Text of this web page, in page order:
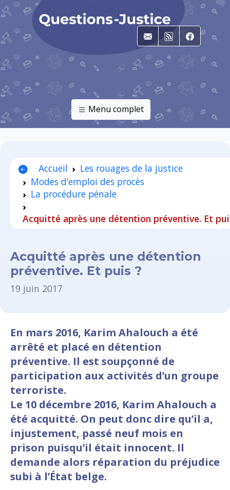
E-mailRSS
Menu complet
Accueil
Les rouages de la justice
Modes d’emploi des procès
La procédure pénale
Acquitté après une détention préventive. Et
Acquitté après une détention
préventive. Et puis ?
19 juin 2017
En mars 2016, Karim Ahalouch a été
arrêté et placé en détention
préventive. Il est soupçonné de
participation aux activités d’un groupe
terroriste.
Le 10 décembre 2016, Karim Ahalouch a
été acquitté. On peut donc dire qu’il a,
injustement, passé neuf mois en
prison puisqu’il était innocent. Il
demande alors réparation du préjudice
subi à l’État belge.